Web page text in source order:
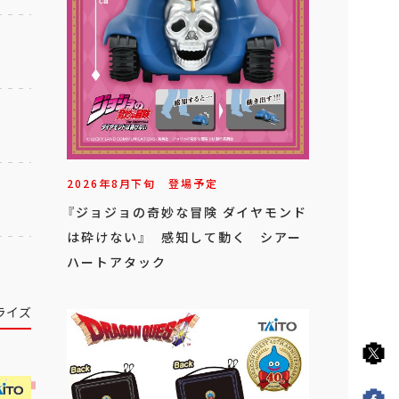
イズ
2026年8月下旬 登場予定
『ジョジョの奇妙な冒険 ダイヤモンド
は砕けない』 感知して動く シアー
ハートアタック